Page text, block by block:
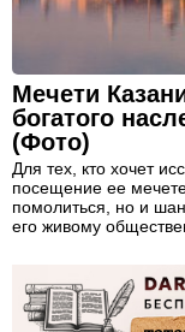
Мечети
богатого
(Фото)
Для тех, кто хочет
посещение ее
помолиться, но и
его живому